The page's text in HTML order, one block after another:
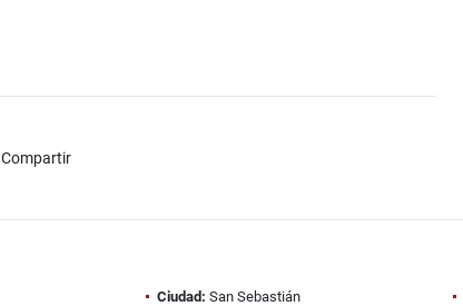
Compartir
Ciudad: San Sebastián